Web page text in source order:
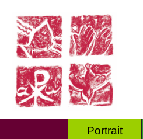
Portrait